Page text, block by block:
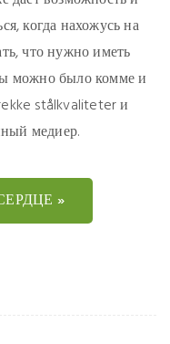
когда нахожусь на
что нужно иметь
можно было комме и
stålkvaliteter и
медиер.
»